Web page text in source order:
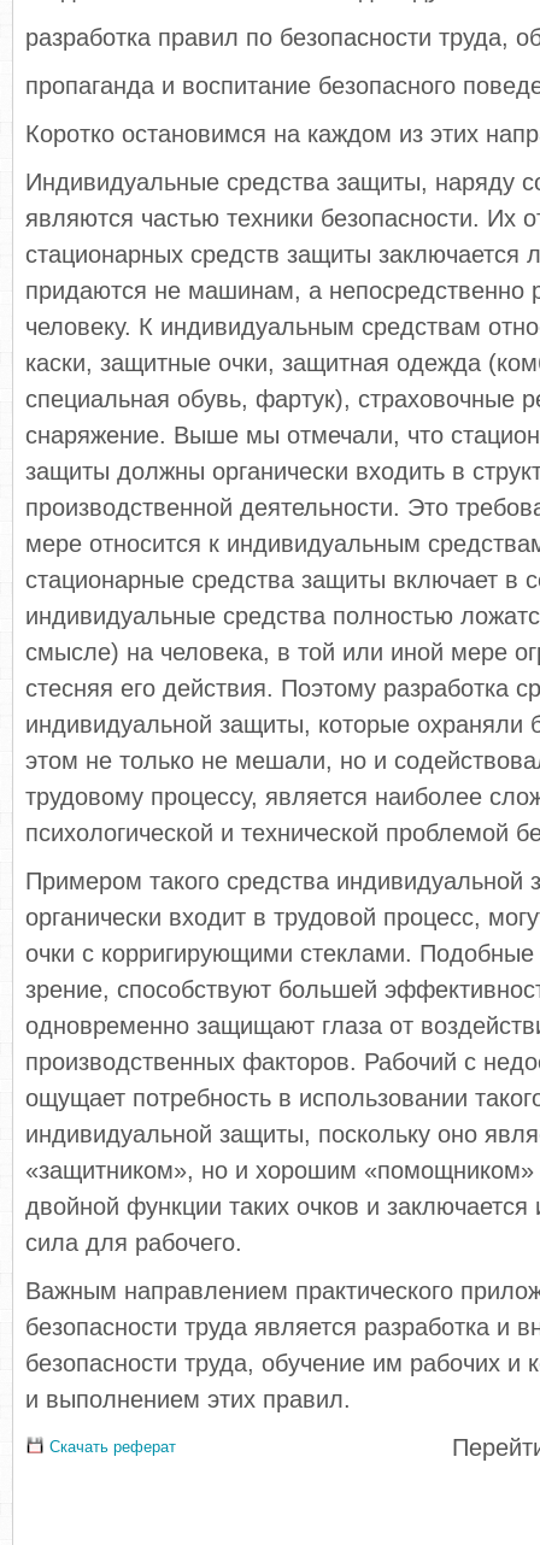
разработка правил по безопасности труда,
пропаганда и воспитание безопасного
Коротко остановимся на каждом из этих
Индивидуальные средства защиты, наряду
являются частью техники безопасности. Их
стационарных средств защиты заключается
придаются не машинам, а непосредственно
человеку. К индивидуальным средствам
каски, защитные очки, защитная одежда
специальная обувь, фартук), страховочные
снаряжение. Выше мы отмечали, что
защиты должны органически входить в
производственной деятельности. Это
мере относится к индивидуальным
стационарные средства защиты включает в
индивидуальные средства полностью
смысле) на человека, в той или иной мере
стесняя его действия. Поэтому разработка
индивидуальной защиты, которые охраняли
этом не только не мешали, но и
трудовому процессу, является наиболее
психологической и технической проблемой
Примером такого средства индивидуальной
органически входит в трудовой процесс,
очки с корригирующими стеклами.
зрение, способствуют большей
одновременно защищают глаза от
производственных факторов. Рабочий с
ощущает потребность в использовании
индивидуальной защиты, поскольку оно
«защитником», но и хорошим «помощником»
двойной функции таких очков и заключается
сила для рабочего.
Важным направлением практического
безопасности труда является разработка и
безопасности труда, обучение им рабочих и
и выполнением этих правил.
Скачать реферат